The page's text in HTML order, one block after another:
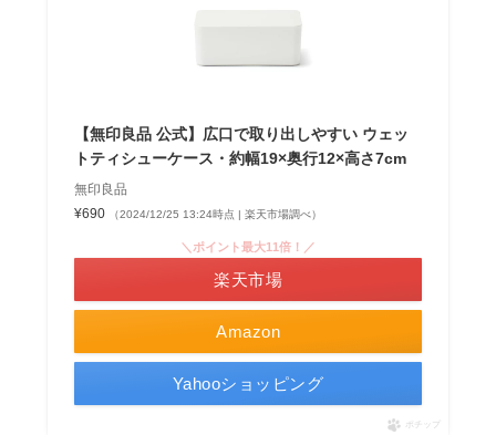
【無印良品 公式】広口で取り出しやすい ウェッ
トティシューケース・約幅19×奥行12×高さ7cm
無印良品
¥690
（2024/12/25 13:24時点 | 楽天市場調べ）
Amazon
＼ポイント最大11倍！／
楽天市場
Yahooショッピング
ポチップ